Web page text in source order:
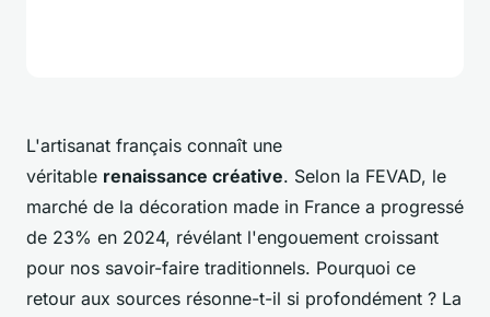
L'artisanat français connaît une
véritable renaissance créative. Selon la FEVAD, le
marché de la décoration made in France a progressé
de 23% en 2024, révélant l'engouement croissant
pour nos savoir-faire traditionnels. Pourquoi ce
retour aux sources résonne-t-il si profondément ? La